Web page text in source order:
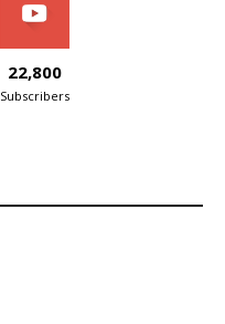
22,800
Subscribers